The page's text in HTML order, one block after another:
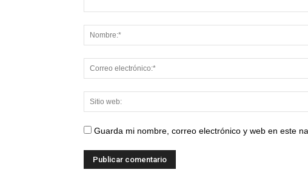
Guarda mi nombre, correo electrónico y web en este